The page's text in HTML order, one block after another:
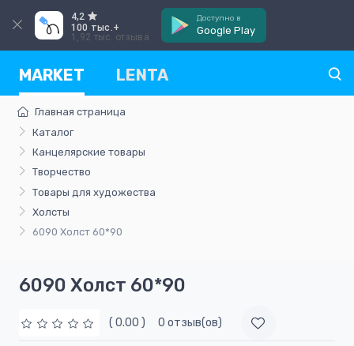
4,2
100 тыс.+
1,92 тыс. отзыва
Доступно в
Google Play
MARKET LENTA
Главная страница
Каталог
Канцелярские товары
Творчество
Товары для художества
Холсты
6090 Холст 60*90
6090 Холст 60*90
( 0.00 ) 0 отзыв(ов)